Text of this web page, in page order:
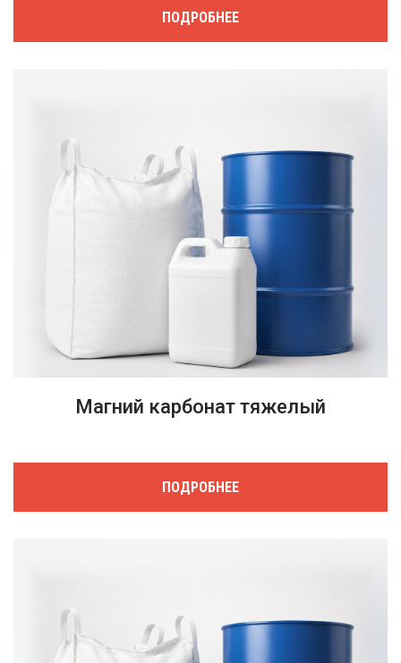
ПОДРОБНЕЕ
Магний карбонат тяжелый
ПОДРОБНЕЕ